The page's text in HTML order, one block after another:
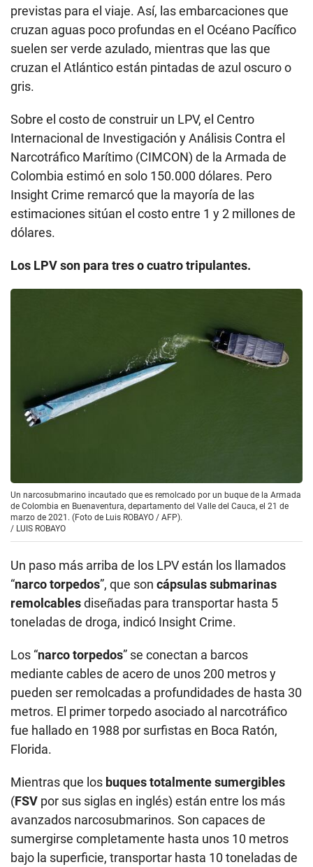
previstas para el viaje. Así, las embarcaciones que
cruzan aguas poco profundas en el Océano Pacífico
suelen ser verde azulado, mientras que las que
cruzan el Atlántico están pintadas de azul oscuro o
gris.
Sobre el costo de construir un LPV, el Centro
Internacional de Investigación y Análisis Contra el
Narcotráfico Marítimo (CIMCON) de la Armada de
Colombia estimó en solo 150.000 dólares. Pero
Insight Crime remarcó que la mayoría de las
estimaciones sitúan el costo entre 1 y 2 millones de
dólares.
Los LPV son para tres o cuatro tripulantes.
Un narcosubmarino incautado que es remolcado por un buque de la Armada
de Colombia en Buenaventura, departamento del Valle del Cauca, el 21 de
marzo de 2021. (Foto de Luis ROBAYO / AFP).
/ LUIS ROBAYO
Un paso más arriba de los LPV están los llamados
“narco torpedos”, que son cápsulas submarinas
remolcablesdiseñadas para transportar hasta 5
toneladas de droga, indicó Insight Crime.
Los “narco torpedos” se conectan a barcos
mediante cables de acero de unos 200 metros y
pueden ser remolcadas a profundidades de hasta 30
metros. El primer torpedo asociado al narcotráfico
fue hallado en 1988 por surfistas en Boca Ratón,
Florida.
Mientras que los buques totalmente sumergibles
(FSV por sus siglas en inglés) están entre los más
avanzados narcosubmarinos. Son capaces de
sumergirse completamente hasta unos 10 metros
bajo la superficie, transportar hasta 10 toneladas de